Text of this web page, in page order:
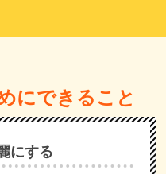
にできること
にする